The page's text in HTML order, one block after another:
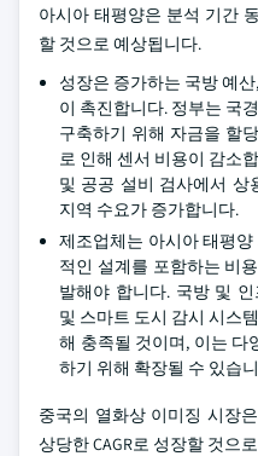
아시아 태평양은 분석 기간
할 것으로 예상됩니다.
성장은 증가하는 국방 예
이 촉진합니다. 정부는 국
구축하기 위해 자금을 할
로 인해 센서 비용이 감소
및 공공 설비 검사에서 상
지역 수요가 증가합니다.
제조업체는 아시아 태평
적인 설계를 포함하는 비
발해야 합니다. 국방 및
및 스마트 도시 감시 시스
해 충족될 것이며, 이는 다
하기 위해 확장될 수 있습
중국의 열화상 이미징 시장
상당한 CAGR로 성장할 것으